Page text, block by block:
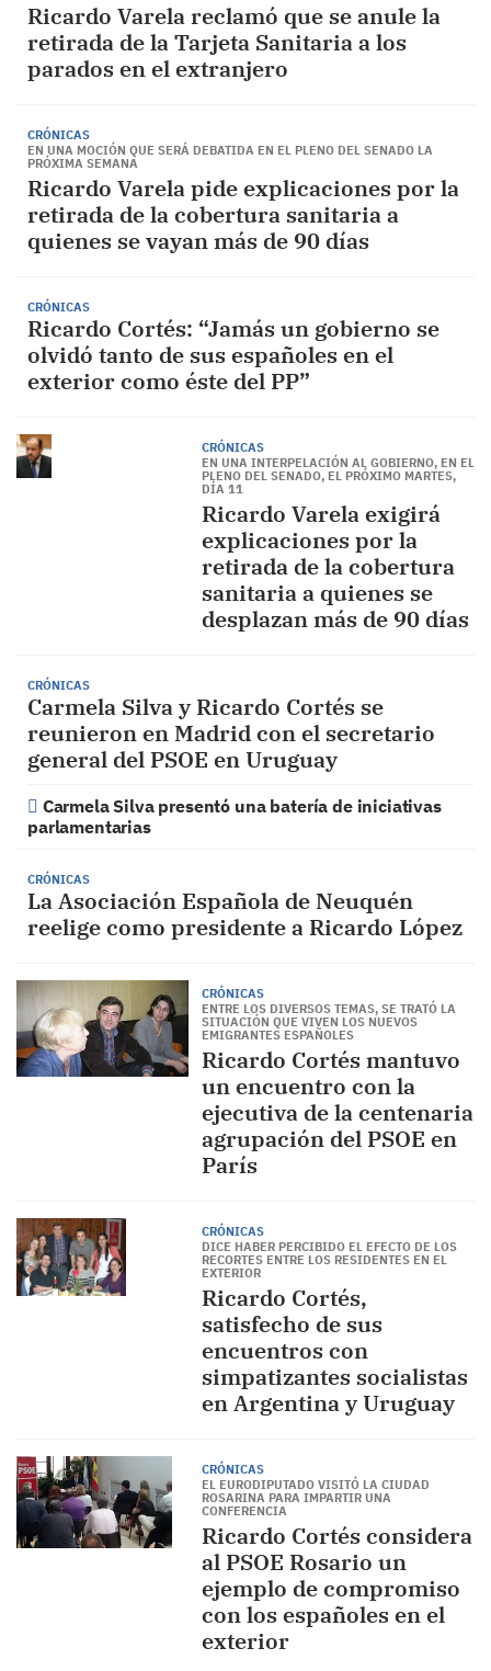
Ricardo Varela reclamó que se anule la
retirada de la Tarjeta Sanitaria a los
parados en el extranjero
CRÓNICAS
EN UNA MOCIÓN QUE SERÁ DEBATIDA EN EL PLENO DEL SENADO LA
PRÓXIMA SEMANA
Ricardo Varela pide explicaciones por la
retirada de la cobertura sanitaria a
quienes se vayan más de 90 días
CRÓNICAS
Ricardo Cortés: “Jamás un gobierno se
olvidó tanto de sus españoles en el
exterior como éste del PP”
CRÓNICAS
EN UNA INTERPELACIÓN AL GOBIERNO, EN EL
PLENO DEL SENADO, EL PRÓXIMO MARTES,
DÍA 11
Ricardo Varela exigirá
explicaciones por la
retirada de la cobertura
sanitaria a quienes se
desplazan más de 90 días
CRÓNICAS
Carmela Silva y Ricardo Cortés se
reunieron en Madrid con el secretario
general del PSOE en Uruguay
Carmela Silva presentó una batería de iniciativas
parlamentarias
CRÓNICAS
La Asociación Española de Neuquén
reelige como presidente a Ricardo López
CRÓNICAS
ENTRE LOS DIVERSOS TEMAS, SE TRATÓ LA
SITUACIÓN QUE VIVEN LOS NUEVOS
EMIGRANTES ESPAÑOLES
Ricardo Cortés mantuvo
un encuentro con la
ejecutiva de la centenaria
agrupación del PSOE en
París
CRÓNICAS
DICE HABER PERCIBIDO EL EFECTO DE LOS
RECORTES ENTRE LOS RESIDENTES EN EL
EXTERIOR
Ricardo Cortés,
satisfecho de sus
encuentros con
simpatizantes socialistas
en Argentina y Uruguay
CRÓNICAS
EL EURODIPUTADO VISITÓ LA CIUDAD
ROSARINA PARA IMPARTIR UNA
CONFERENCIA
Ricardo Cortés considera
al PSOE Rosario un
ejemplo de compromiso
con los españoles en el
exterior